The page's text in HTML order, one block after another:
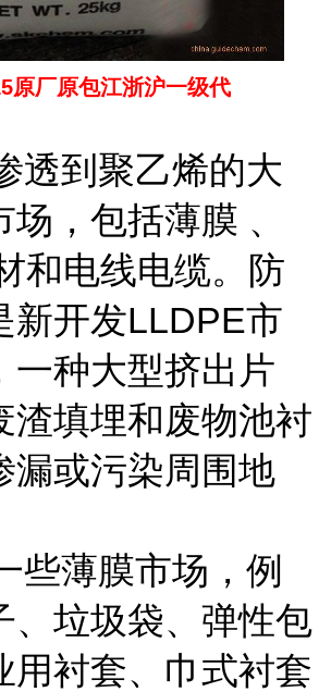
原厂原包江浙沪一级代
透到聚乙烯的大
，包括薄膜 、
和电线电缆。防
新开发LLDPE市
一种大型挤出片
渣填埋和废物池衬
漏或污染周围地
些薄膜市场，例
、垃圾袋、弹性包
用衬套、巾式衬套